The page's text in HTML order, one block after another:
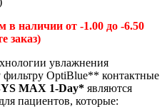
в наличии от -1.00 до -6.50
заказ)
увлажнения
фильтру OptiBlue** контактные
MAX 1-Day* являются
пациентов, которые: